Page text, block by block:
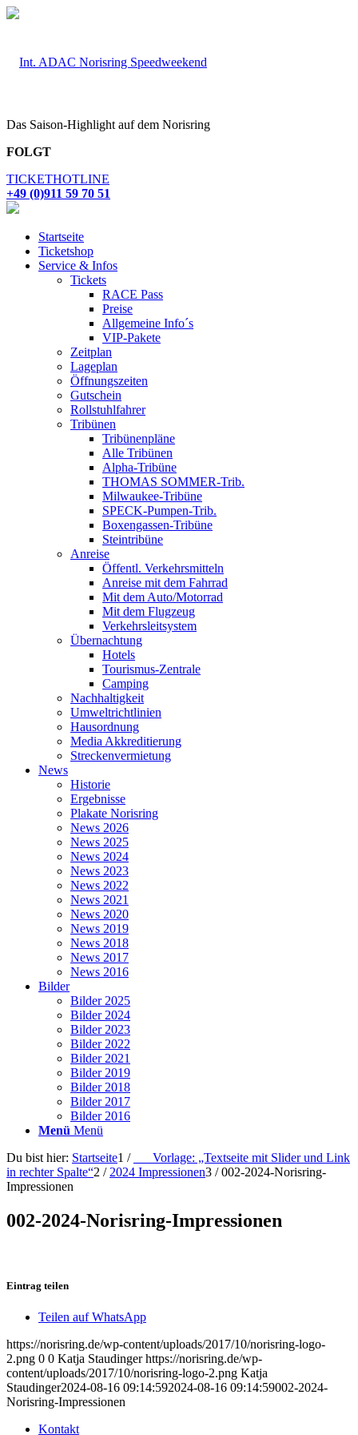
Das Saison-Highlight auf dem Norisring
FOLGT
TICKETHOTLINE
+49 (0)911 59 70 51
Startseite
Ticketshop
Service & Infos
Tickets
RACE Pass
Preise
Allgemeine Info´s
VIP-Pakete
Zeitplan
Lageplan
Öffnungszeiten
Gutschein
Rollstuhlfahrer
Tribünen
Tribünenpläne
Alle Tribünen
Alpha-Tribüne
THOMAS SOMMER-Trib.
Milwaukee-Tribüne
SPECK-Pumpen-Trib.
Boxengassen-Tribüne
Steintribüne
Anreise
Öffentl. Verkehrsmitteln
Anreise mit dem Fahrrad
Mit dem Auto/Motorrad
Mit dem Flugzeug
Verkehrsleitsystem
Übernachtung
Hotels
Tourismus-Zentrale
Camping
Nachhaltigkeit
Umweltrichtlinien
Hausordnung
Media Akkreditierung
Streckenvermietung
News
Historie
Ergebnisse
Plakate Norisring
News 2026
News 2025
News 2024
News 2023
News 2022
News 2021
News 2020
News 2019
News 2018
News 2017
News 2016
Bilder
Bilder 2025
Bilder 2024
Bilder 2023
Bilder 2022
Bilder 2021
Bilder 2019
Bilder 2018
Bilder 2017
Bilder 2016
Menü Menü
Du bist hier: Startseite1 /
___Vorlage: „Textseite mit Slider und Link
in rechter Spalte“2 / 2024 Impressionen3 / 002-2024-Norisring-
Impressionen
002-2024-Norisring-Impressionen
Eintrag teilen
Teilen auf WhatsApp
https://norisring.de/wp-content/uploads/2017/10/norisring-logo-
2.png 0 0 Katja Staudinger https://norisring.de/wp-
content/uploads/2017/10/norisring-logo-2.png Katja
Staudinger2024-08-16 09:14:592024-08-16 09:14:59002-2024-
Norisring-Impressionen
Kontakt